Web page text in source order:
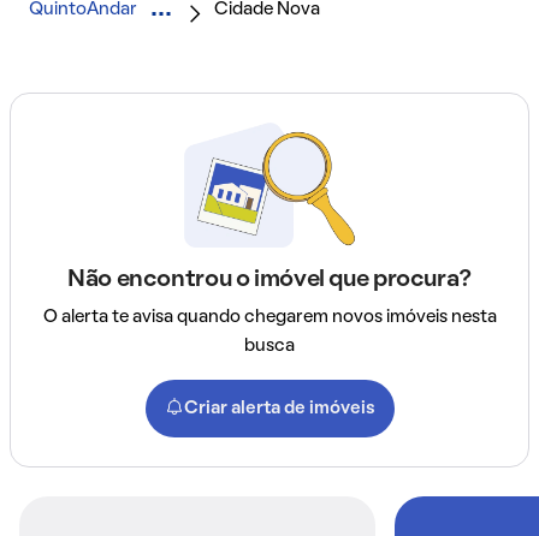
QuintoAndar Cidade Nova
Não encontrou o imóvel que procura?
O alerta te avisa quando chegarem novos imóveis nesta
busca
Criar alerta de imóveis